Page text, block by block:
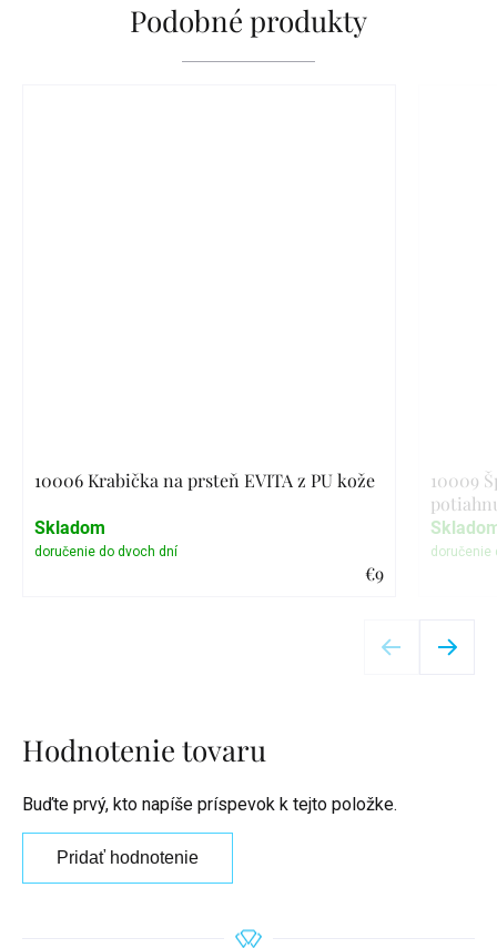
Podobné produkty
10006 Krabička na prsteň EVITA z PU kože
€9
Skladom
10009
Hodnotenie tovaru
Buďte prvý, kto napíše príspevok k tejto položke.
Pridať hodnotenie